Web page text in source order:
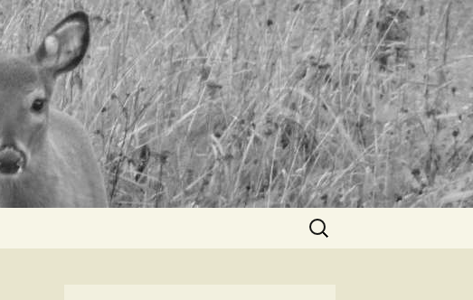
Haku: